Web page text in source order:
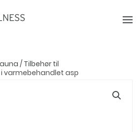
/ Tilbehør til
varmebehandlet asp